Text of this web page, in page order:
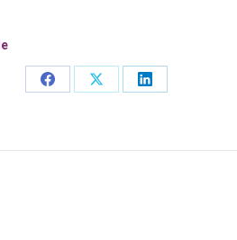
Share
Share
Share